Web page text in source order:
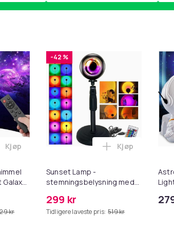
Effect - Star Projector med fjernkontroll i
kr
Legg Astronaut stjernehimmel projekt -
Kjøp
-42 %
Sunset Lamp -
stemningsbelysning med
299 kr
Tidligere laveste pris: 519 kr
Legg Sunset
Kjøp